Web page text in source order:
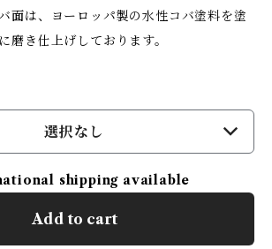
面は、ヨーロッパ製の水性コバ塗料を塗
磨き仕上げしております。
選択なし
shipping available
Add to cart